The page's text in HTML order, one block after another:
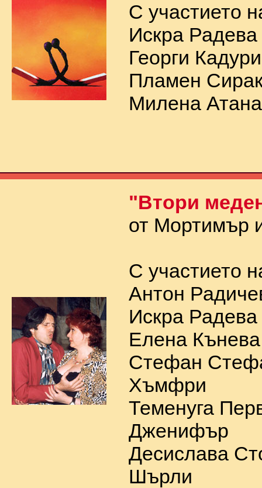
С участието
Искра
Георги
Пламен
Милена
"Втори
от Мортимър
С участието
Антон
Искра
Елена
Стефан
Хъмфри
Теменуга
Дженифър
Десислава
Шърли